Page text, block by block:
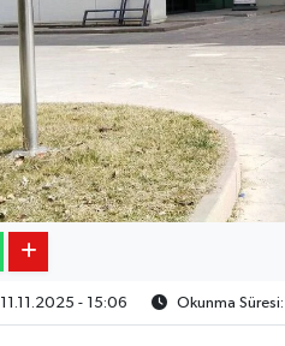
11.11.2025 - 15:06 Okunma Süresi: